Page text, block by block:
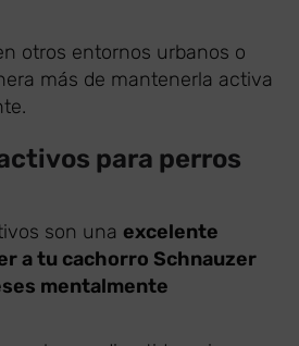
otros entornos urbanos o
más de mantenerla activa
para perros
son una excelente
a tu cachorro Schnauzer
mentalmente